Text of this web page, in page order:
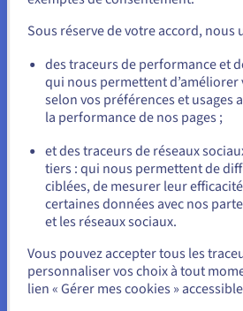
WebSocket qui peut être
de passerelle entre l’adressage
privé. La connexion SSL, quant
directement dans le serveur
Le second cluster, qui est distinct
géographiquement, héberge
supplémentaires, comme Sentry
permettent de surveiller les
disponibilité des services
cluster principal. Pour garantir
disponibilité de l’infrastructure,
sont entièrement répliqués dans
Allez sur le site États-Unis
us.ovhcloud.com/
Anglais
ou
Rester sur le site actuel
Sélectionner un autre site web
Sous réserve de votre accord, nous
des traceurs de performance et
qui nous permettent
selon vos préférences et usages
la performance de nos pages ;
et des traceurs de réseaux
tiers : qui nous permettent de
ciblées, de mesurer leur
certaines données avec nos
et les réseaux sociaux.
Vous pouvez accepter tous les
personnaliser vos choix à tout
lien « Gérer mes cookies »